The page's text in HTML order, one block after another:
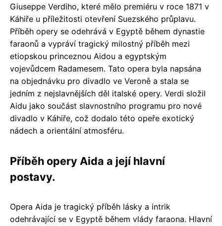
Giuseppe Verdiho, které mělo premiéru v roce 1871 v
Káhiře u příležitosti otevření Suezského průplavu.
Příběh opery se odehrává v Egyptě během dynastie
faraonů a vypráví tragický milostný příběh mezi
etiopskou princeznou Aidou a egyptským
vojevůdcem Radamesem. Tato opera byla napsána
na objednávku pro divadlo ve Veroně a stala se
jedním z nejslavnějších děl italské opery. Verdi složil
Aidu jako součást slavnostního programu pro nové
divadlo v Káhiře, což dodalo této opeře exotický
nádech a orientální atmosféru.
Příběh opery Aida a její hlavní
postavy.
Opera Aida je tragický příběh lásky a intrik
odehrávající se v Egyptě během vlády faraona. Hlavní